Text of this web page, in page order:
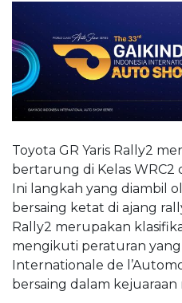
Toyota GR Yaris Rally2
bertarung di Kelas WRC2
Ini langkah yang diambil
bersaing ketat di ajang
Rally2 merupakan
mengikuti peraturan
Internationale de
bersaing dalam kejuaraan